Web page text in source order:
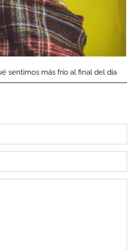
sentimos más frío al final del día